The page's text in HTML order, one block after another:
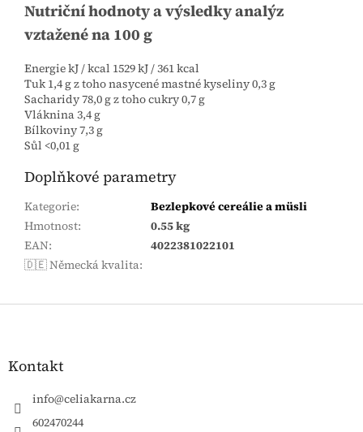
Nutriční hodnoty a výsledky analýz
vztažené na 100 g
Energie kJ / kcal 1529 kJ / 361 kcal
Tuk 1,4 g z toho nasycené mastné kyseliny 0,3 g
Sacharidy 78,0 g z toho cukry 0,7 g
Vláknina 3,4 g
Bílkoviny 7,3 g
Sůl <0,01 g
Doplňkové parametry
Kategorie:
Bezlepkové cereálie a müsli
Hmotnost:
0.55 kg
EAN:
4022381022101
🇩🇪 Německá kvalita:
Zápatí
Kontakt
info@celiakarna.cz
602470244